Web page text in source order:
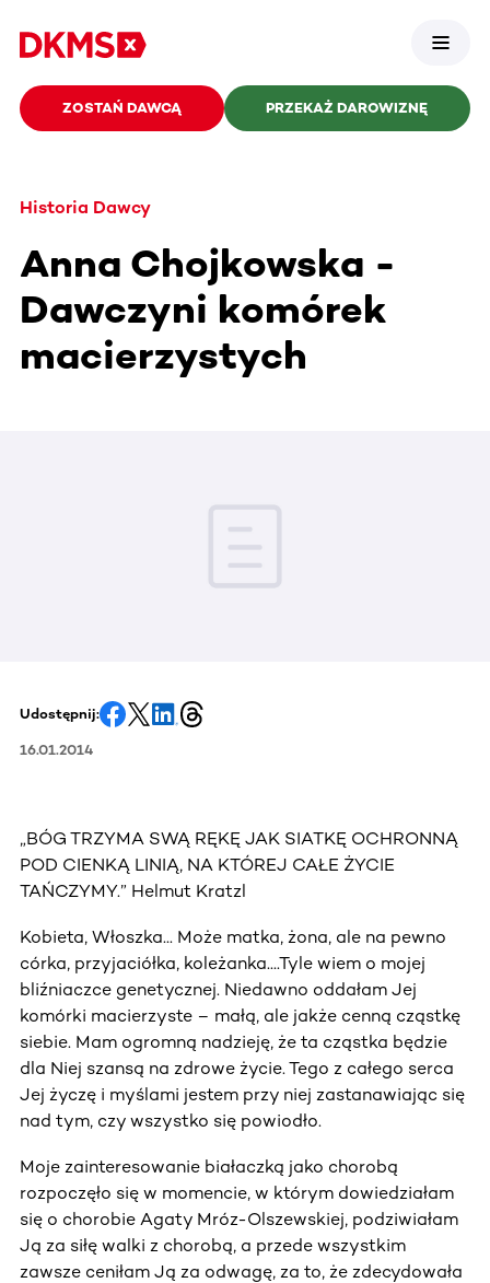
ZOSTAŃ DAWCĄ PRZEKAŻ DAROWIZNĘ
Historia Dawcy
Anna Chojkowska -
Dawczyni komórek
macierzystych
Udostępnij:
16.01.2014
„BÓG TRZYMA SWĄ RĘKĘ JAK SIATKĘ OCHRONNĄ
POD CIENKĄ LINIĄ, NA KTÓREJ CAŁE ŻYCIE
TAŃCZYMY.” Helmut Kratzl
Kobieta, Włoszka... Może matka, żona, ale na pewno
córka, przyjaciółka, koleżanka....Tyle wiem o mojej
bliźniaczce genetycznej. Niedawno oddałam Jej
komórki macierzyste – małą, ale jakże cenną cząstkę
siebie. Mam ogromną nadzieję, że ta cząstka będzie
dla Niej szansą na zdrowe życie. Tego z całego serca
Jej życzę i myślami jestem przy niej zastanawiając się
nad tym, czy wszystko się powiodło.
Moje zainteresowanie białaczką jako chorobą
rozpoczęło się w momencie, w którym dowiedziałam
się o chorobie Agaty Mróz-Olszewskiej, podziwiałam
Ją za siłę walki z chorobą, a przede wszystkim
zawsze ceniłam Ją za odwagę, za to, że zdecydowała